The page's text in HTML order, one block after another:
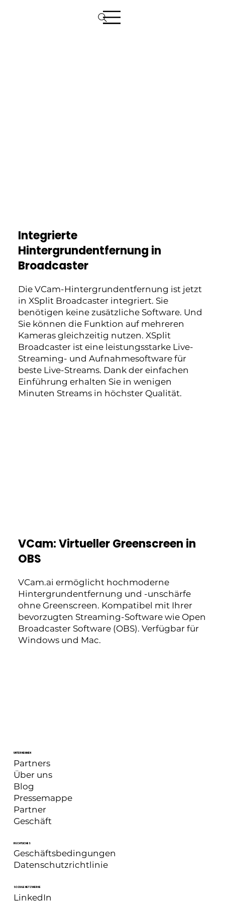
Integrierte
Hintergrundentfernung in
Broadcaster
Die VCam-Hintergrundentfernung ist jetzt
in XSplit Broadcaster integriert. Sie
benötigen keine zusätzliche Software. Und
Sie können die Funktion auf mehreren
Kameras gleichzeitig nutzen. XSplit
Broadcaster ist eine leistungsstarke Live-
Streaming- und Aufnahmesoftware für
beste Live-Streams. Dank der einfachen
Einführung erhalten Sie in wenigen
Minuten Streams in höchster Qualität.
VCam: Virtueller Greenscreen in
OBS
VCam.ai ermöglicht hochmoderne
Hintergrundentfernung und -unschärfe
ohne Greenscreen. Kompatibel mit Ihrer
bevorzugten Streaming-Software wie Open
Broadcaster Software (OBS). Verfügbar für
Windows und Mac.
SOZIALE NETZWERKE
LinkedIn
RECHTLICHES
Geschäftsbedingungen
Datenschutzrichtlinie
UNTERNEHMEN
Blog
Partners
Über uns
Pressemappe
Partner
Geschäft